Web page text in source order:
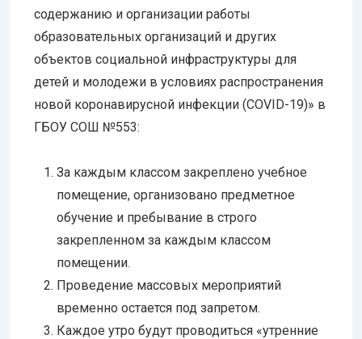
содержанию и организации работы
образовательных организаций и других
объектов социальной инфраструктуры для
детей и молодежи в условиях распространения
новой коронавирусной инфекции (COVID-19)» в
ГБОУ СОШ №553:
За каждым классом закреплено учебное
помещение, организовано предметное
обучение и пребывание в строго
закрепленном за каждым классом
помещении.
Проведение массовых мероприятий
временно остается под запретом.
Каждое утро будут проводиться «утренние